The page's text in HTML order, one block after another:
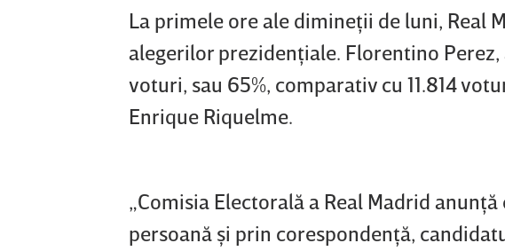
La primele ore ale dimineţii de luni, Real
alegerilor prezidenţiale. Florentino
voturi, sau 65%, comparativ cu 11.814
Enrique Riquelme.
„Comisia Electorală a Real Madrid
persoană şi prin corespondenţă,